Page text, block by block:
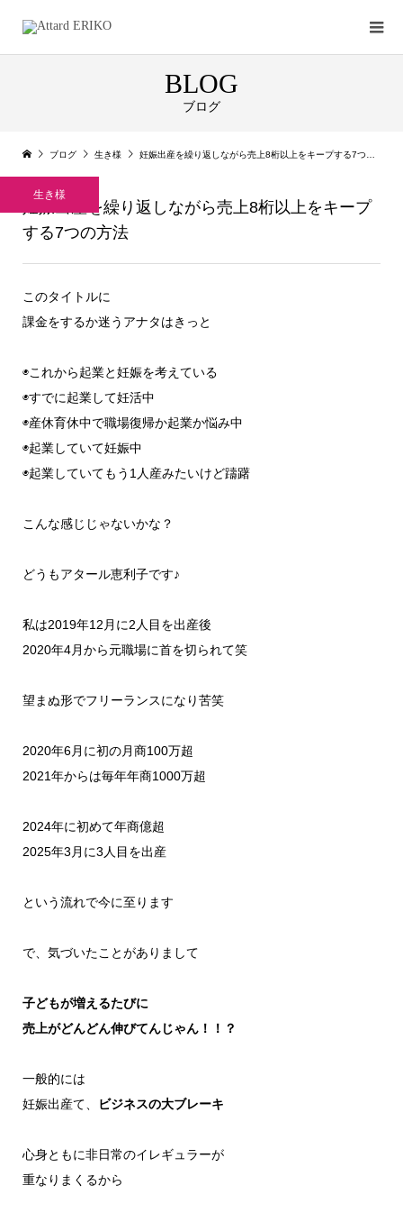
BLOG
ブログ
ブログ 生き様 妊娠出産を繰り返しながら売上8桁以上をキープする7つの方法
生き様
妊娠出産を繰り返しながら売上8桁以上をキープ
する7つの方法
このタイトルに
課金をするか迷うアナタはきっと
◉これから起業と妊娠を考えている
◉すでに起業して妊活中
◉産休育休中で職場復帰か起業か悩み中
◉起業していて妊娠中
◉起業していてもう1人産みたいけど躊躇
こんな感じじゃないかな？
どうもアタール恵利子です♪
私は2019年12月に2人目を出産後
2020年4月から元職場に首を切られて笑
望まぬ形でフリーランスになり苦笑
2020年6月に初の月商100万超
2021年からは毎年年商1000万超
2024年に初めて年商億超
2025年3月に3人目を出産
という流れで今に至ります
で、気づいたことがありまして
子どもが増えるたびに
売上がどんどん伸びてんじゃん！！？
一般的には
妊娠出産て、
ビジネスの大ブレーキ
心身ともに非日常のイレギュラーが
重なりまくるから